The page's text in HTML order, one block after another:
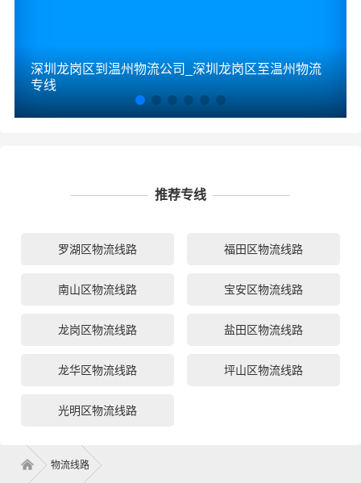
深圳龙岗区到温州物流公司_深圳龙岗区至温州物流
专线
推荐专线
罗湖区物流线路 福田区物流线路
南山区物流线路 宝安区物流线路
龙岗区物流线路 盐田区物流线路
龙华区物流线路 坪山区物流线路
光明区物流线路
物流线路